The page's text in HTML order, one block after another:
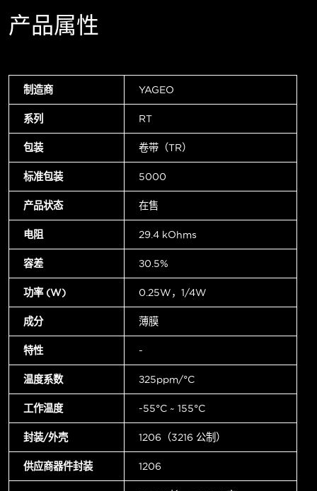
产品属性
制造商 YAGEO
系列 RT
包装 卷带（TR）
标准包装 5000
产品状态 在售
电阻 29.4 kOhms
容差 ±0.5%
功率 (W) 0.25W，1/4W
成分 薄膜
特性 -
温度系数 ±25ppm/°C
工作温度 -55°C ~ 155°C
封装/外壳 1206（3216 公制）
供应商器件封装 1206